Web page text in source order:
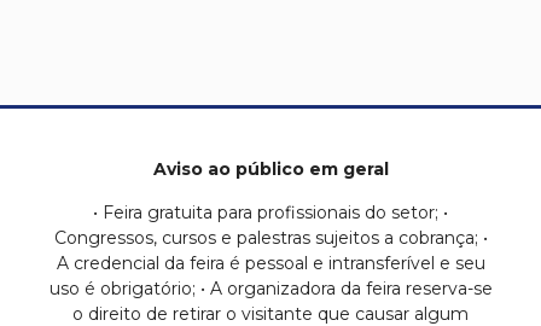
Aviso ao público em geral
• Feira gratuita para profissionais do setor; •
Congressos, cursos e palestras sujeitos a cobrança; •
A credencial da feira é pessoal e intransferível e seu
uso é obrigatório; • A organizadora da feira reserva-se
o direito de retirar o visitante que causar algum